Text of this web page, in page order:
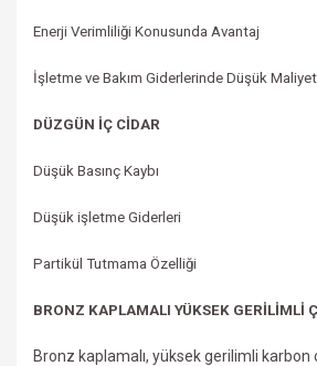
Enerji Verimliliği Konusunda Avantaj
İşletme ve Bakım Giderlerinde Düşük Maliyet
DÜZGÜN İÇ CİDAR
Düşük Basınç Kaybı
Düşük işletme Giderleri
Partikül Tutmama Özelliği
BRONZ KAPLAMALI YÜKSEK GERİLİMLİ
Bronz kaplamalı, yüksek gerilimli karbon